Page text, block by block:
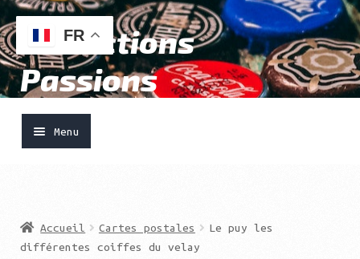
Aller
à
la
navigation
Aller
au
contenu
Collections
Passions
Menu
VendreAccueil Cartes postales
Le puy les
différentes coiffes du velay
FR